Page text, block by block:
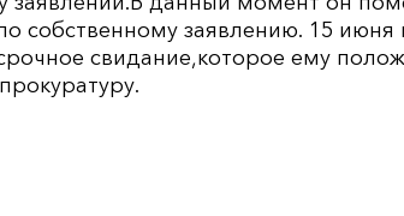
собственному заявлению. 15
свидание,которое ему